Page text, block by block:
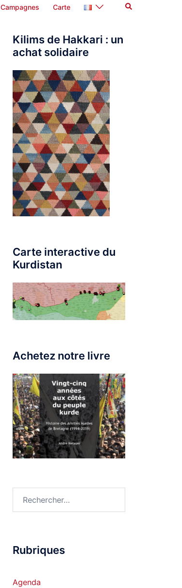
Campagnes Carte Rechercher
Kilims de Hakkari : un
achat solidaire
Carte interactive du
Kurdistan
Achetez notre livre
Rubriques
Agenda